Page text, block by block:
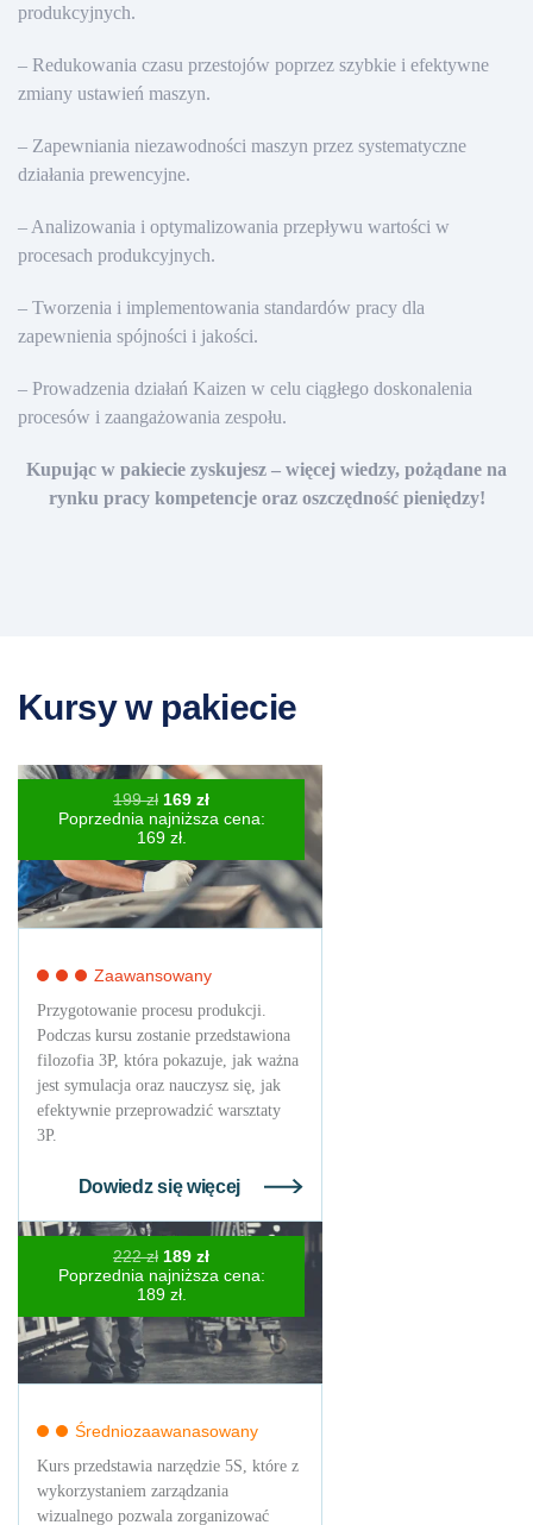
produkcyjnych.
– Redukowania czasu przestojów poprzez szybkie i efektywne
zmiany ustawień maszyn.
– Zapewniania niezawodności maszyn przez systematyczne
działania prewencyjne.
– Analizowania i optymalizowania przepływu wartości w
procesach produkcyjnych.
– Tworzenia i implementowania standardów pracy dla
zapewnienia spójności i jakości.
– Prowadzenia działań Kaizen w celu ciągłego doskonalenia
procesów i zaangażowania zespołu.
Kupując w pakiecie zyskujesz – więcej wiedzy, pożądane na
rynku pracy kompetencje oraz oszczędność pieniędzy!
Kursy w pakiecie
Zaawansowany
Przygotowanie procesu produkcji.
Podczas kursu zostanie przedstawiona
filozofia 3P, która pokazuje, jak ważna
jest symulacja oraz nauczysz się, jak
efektywnie przeprowadzić warsztaty
3P.
Dowiedz się więcej
199zł Pierwotna
cena
wynosiła:
169 złAktualna
cena
Poprzednia najniższa cena:
169 zł.
Średniozaawanasowany
Kurs przedstawia narzędzie 5S, które z
wykorzystaniem zarządzania
wizualnego pozwala zorganizować
222zł Pierwotna
cena
wynosiła:
189 złAktualna
cena
Poprzednia najniższa cena:
189 zł.